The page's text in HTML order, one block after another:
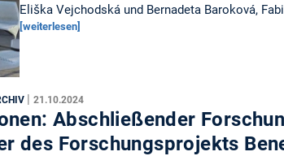
Eliška Vejchodská und Bernadeta Baroková,
[weiterlesen]
| 21.10.2024
Abschließender
des Forschungsprojekts